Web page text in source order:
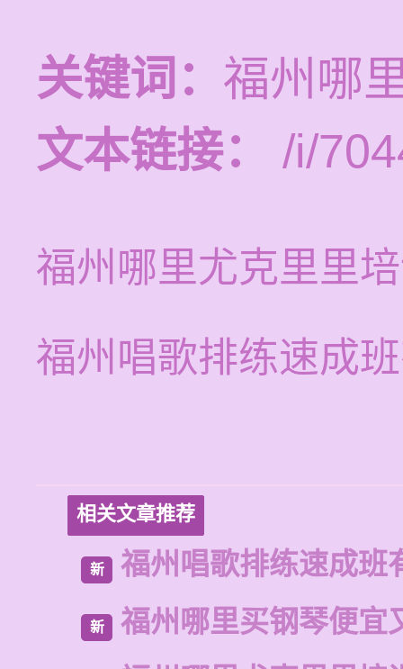
关键词： 福州哪
文本链接：
/i/
福州哪里尤克里里
福州唱歌排练速成
相关文章推荐
新 福州唱歌排练速成班
新
福州哪里买钢琴便宜